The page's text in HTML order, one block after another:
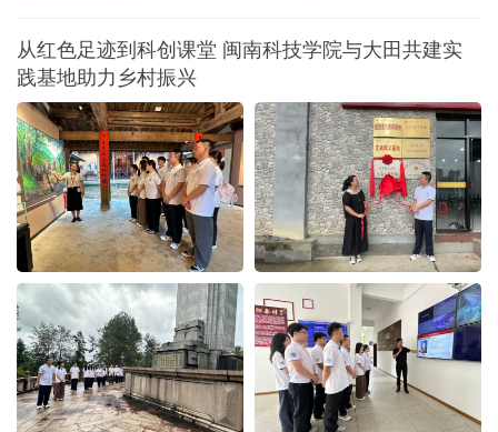
展水域救援实战化演练。
从红色足迹到科创课堂 闽南科技学院与大田共建实
践基地助力乡村振兴